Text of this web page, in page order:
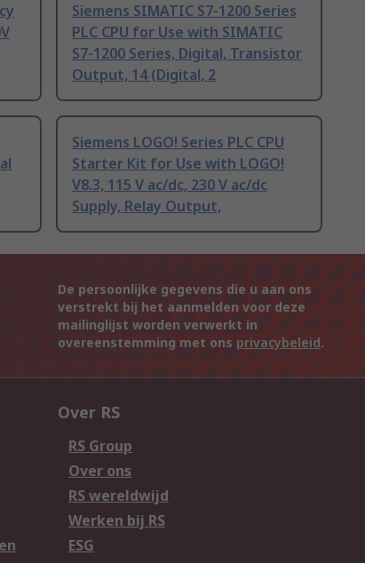
Siemens SIMATIC S7-1200 Series
PLC CPU for Use with SIMATIC
S7-1200 Series, Digital, Transistor
Output, 14 (Digital, 2
Siemens LOGO! Series PLC CPU
Starter Kit for Use with LOGO!
V8.3, 115 V ac/dc, 230 V ac/dc
Supply, Relay Output,
De persoonlijke gegevens die u aan ons
verstrekt bij het aanmelden voor deze
mailinglijst worden verwerkt in
overeenstemming met ons privacybeleid.
Over RS
RS Group
Over ons
RS wereldwijd
Werken bij RS
ESG